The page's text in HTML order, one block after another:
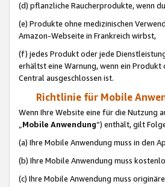
(d) pflanzliche Raucherprodukte, wenn
(e) Produkte ohne medizinischen
Amazon-Webseite in Frankreich wirbst,
(f) jedes Produkt oder jede
erhältst eine Warnung, wenn ein Produkt
Central ausgeschlossen ist.
Richtlinie für Mobile
Wenn Ihre Website eine für die
„Mobile Anwendung“) enthält, gilt
(a) Ihre Mobile Anwendung muss in den
(b) Ihre Mobile Anwendung muss
(c) Ihre Mobile Anwendung muss